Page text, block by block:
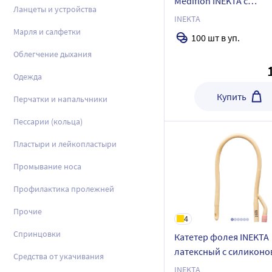
Ланцеты и устройства
Марля и салфетки
Облегчение дыхания
Одежда
Перчатки и напальчники
Пессарии (кольца)
Пластыри и лейкопластыри
Промывание носа
Профилактика пролежней
Прочие
Спринцовки
Средства от укачивания
инжекторным
фиксаторами размер
шт.
INEKTA
100 шт в уп.
Купить
4
Катетер фолея INEKTA
латексный с
покрытием 2-ходовый
INEKTA